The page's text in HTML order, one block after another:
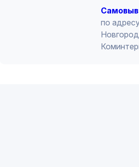
по